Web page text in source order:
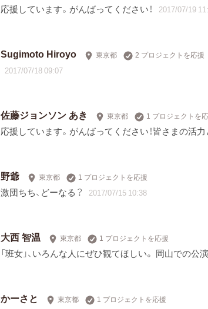
応援しています。がんばってください！ 2017/07/19
Sugimoto Hiroyo 東京都 2 プロジェクトを応援
2017/07/18 09:07
佐藤ジョンソン あき 東京都 1 プロジェクトを
応援しています。がんばってください！皆さまの活力
野爺 東京都 1 プロジェクトを応援
激団ちち、どーなる？ 2017/07/15 10:38
大西 智温 東京都 1 プロジェクトを応援
「班女」、いろんな人にぜひ観てほしい。 岡山での公演
かーさと 東京都 1 プロジェクトを応援